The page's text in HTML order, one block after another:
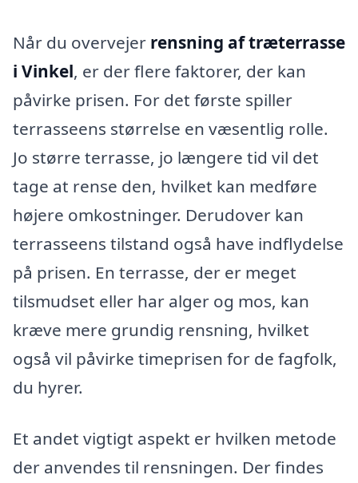
Når du overvejer rensning af træterrasse
i Vinkel, er der flere faktorer, der kan
påvirke prisen. For det første spiller
terrasseens størrelse en væsentlig rolle.
Jo større terrasse, jo længere tid vil det
tage at rense den, hvilket kan medføre
højere omkostninger. Derudover kan
terrasseens tilstand også have indflydelse
på prisen. En terrasse, der er meget
tilsmudset eller har alger og mos, kan
kræve mere grundig rensning, hvilket
også vil påvirke timeprisen for de fagfolk,
du hyrer.
Et andet vigtigt aspekt er hvilken metode
der anvendes til rensningen. Der findes